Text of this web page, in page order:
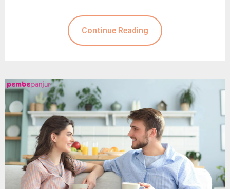
Continue Reading